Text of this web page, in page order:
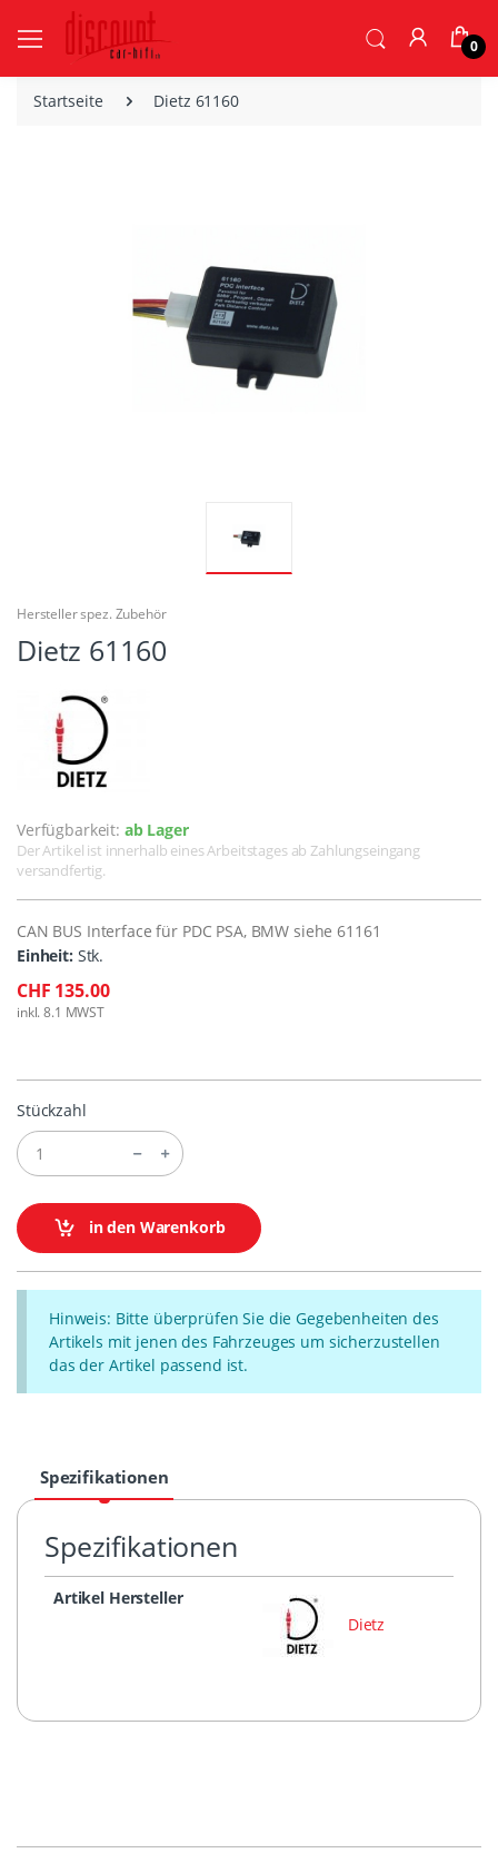
0
Startseite Dietz 61160
Hersteller spez. Zubehör
Dietz 61160
Verfügbarkeit: ab Lager
Der Artikel ist innerhalb eines Arbeitstages ab Zahlungseingang
versandfertig.
CAN BUS Interface für PDC PSA, BMW siehe 61161
Einheit: Stk.
CHF 135.00
inkl. 8.1 MWST
Stückzahl
in den Warenkorb
Hinweis: Bitte überprüfen Sie die Gegebenheiten des
Artikels mit jenen des Fahrzeuges um sicherzustellen
das der Artikel passend ist.
Spezifikationen
Spezifikationen
Artikel Hersteller
Dietz